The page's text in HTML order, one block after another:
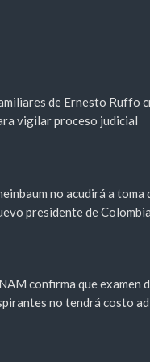
de Ernesto Ruffo
vigilar proceso judicial
no acudirá a toma
presidente de Colombia
confirma que examen
no tendrá costo